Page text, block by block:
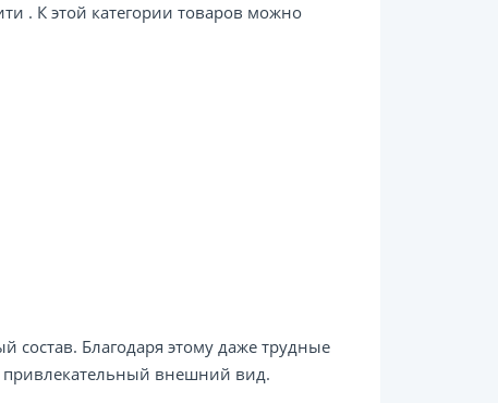
. К этой категории товаров можно
состав. Благодаря этому даже трудные
привлекательный внешний вид.